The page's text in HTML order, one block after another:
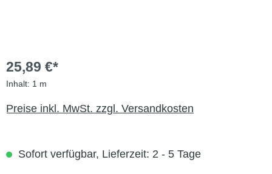
25,89 €*
Inhalt: 1 m
Preise inkl. MwSt. zzgl. Versandkosten
Sofort verfügbar, Lieferzeit: 2 - 5 Tage